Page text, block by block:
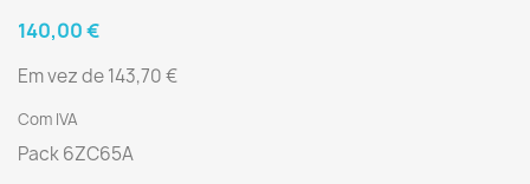
140,00 €
Em vez de 143,70 €
Com IVA
Pack 6ZC65A